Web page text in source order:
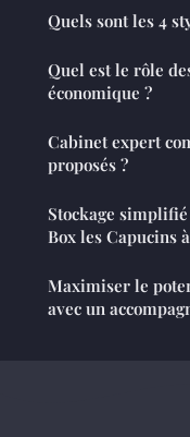
Quels sont les 4
Quel est le rôle
économique ?
Cabinet expert
proposés ?
Stockage
Box les Capucins
Maximiser le
avec un